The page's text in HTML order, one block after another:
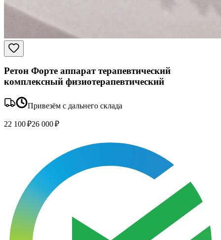
Ретон Форте аппарат терапевтический
комплексный физиотерапевтический
Привезём с дальнего склада
22 100 ₽26 000 ₽